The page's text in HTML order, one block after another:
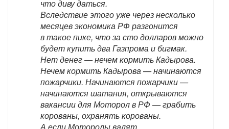
что диву даться.
Вследствие этого уже через несколько
месяцев экономика РФ разгонится
в такое пике, что за сто долларов можно
будет купить два Газпрома и бигмак.
Нет денег — нечем кормить Кадырова.
Нечем кормить Кадырова — начинаются
пожарчики. Начинаются пожарчики —
начинаются шатания, открываются
вакансии для Моторол в РФ — грабить
корованы, охранять корованы.
А если Моторолы валят